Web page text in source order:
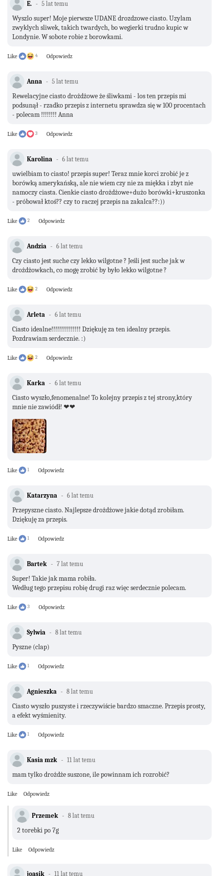
E. 5 lat temu
Wyszlo super! Moje pierwsze UDANE drozdzowe ciasto. Uzylam
zwyklych sliwek, takich twardych, bo wegierki trudno kupic w
Londynie. W sobote robie z borowkami.
Like 4 Odpowiedz
Anna 5 lat temu
Rewelacyjne ciasto drożdżowe że śliwkami - los ten przepis mi
podsunął - rzadko przepis z internetu sprawdza się w 100 procentach
- polecam !!!!!!!! Anna
Like 3 Odpowiedz
Karolina 6 lat temu
uwielbiam to ciasto! przepis super! Teraz mnie korci zrobić je z
borówką amerykańską, ale nie wiem czy nie za miękka i zbyt nie
namoczy ciasta. Cienkie ciasto drożdżowe+dużo borówki+kruszonka
- próbował ktoś?? czy to raczej przepis na zakalca??:))
Like 2 Odpowiedz
Andzia 6 lat temu
Czy ciasto jest suche czy lekko wilgotne ? Jeśli jest suche jak w
drożdżowkach, co mogę zrobić by było lekko wilgotne ?
Like 2 Odpowiedz
Arleta 6 lat temu
Ciasto idealne!!!!!!!!!!!!!!! Dziękuję za ten idealny przepis.
Pozdrawiam serdecznie. :)
Like 2 Odpowiedz
Karka 6 lat temu
Ciasto wyszło,fenomenalne! To kolejny przepis z tej strony,który
mnie nie zawiódł! ❤❤
Like 1 Odpowiedz
Katarzyna 6 lat temu
Przepyszne ciasto. Najlepsze drożdżowe jakie dotąd zrobiłam.
Dziękuję za przepis.
Like 1 Odpowiedz
Bartek 7 lat temu
Super! Takie jak mama robiła.
Według tego przepisu robię drugi raz więc serdecznie polecam.
Like 3 Odpowiedz
Sylwia 8 lat temu
Pyszne (clap)
Like 1 Odpowiedz
Agnieszka 8 lat temu
Ciasto wyszło puszyste i rzeczywiście bardzo smaczne. Przepis prosty,
a efekt wyśmienity.
Like 1 Odpowiedz
Kasia mzk 11 lat temu
mam tylko drożdże suszone, ile powinnam ich rozrobić?
Like Odpowiedz
Przemek 8 lat temu
2 torebki po 7g
Like Odpowiedz
joasik 11 lat temu